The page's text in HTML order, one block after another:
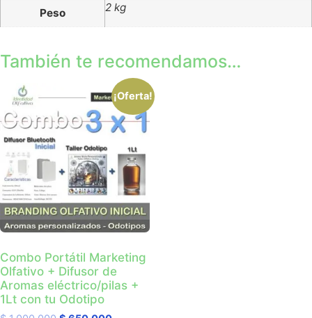
Peso 2 kg
También te recomendamos…
¡Oferta!
Combo Portátil Marketing
Olfativo + Difusor de
Aromas eléctrico/pilas +
1Lt con tu Odotipo